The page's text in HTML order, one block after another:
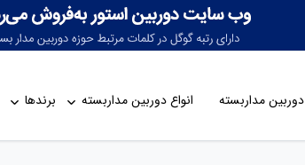
دوربین مداربسته انواع دوربین مداربسته برندها